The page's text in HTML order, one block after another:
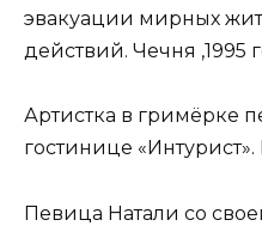
эвакуации мирных
действий. Чечня ,1995
Артистка в гримёрке
гостинице «Интурист».
Певица Натали со